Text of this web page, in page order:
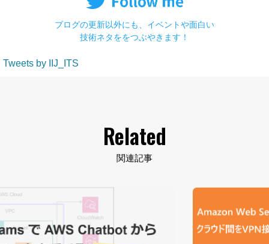
ブログの更新以外にも、イベントや面白い
技術ネタををつぶやきます！
Tweets by IIJ_ITS
Related
関連記事